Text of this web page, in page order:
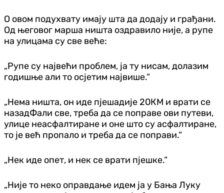
О овом подухвату имају шта да додају и грађани.
Од његовог марша ништа оздравило није, а рупе
на улицама су све веће:
„Рупе су највећи проблем, ја ту нисам, долазим
годишње али то осјетим највише.“
„Нема ништа, он иде пјешадије 20КМ и врати се
назадФали све, треба да се поправе ови путеви,
улице неасфалтиране и оне што су асфалтиране,
то је већ пропало и треба да се поправи.“
„Нек иде опет, и нек се врати пјешке.“
„Није то неко оправдање идем ја у Бања Луку